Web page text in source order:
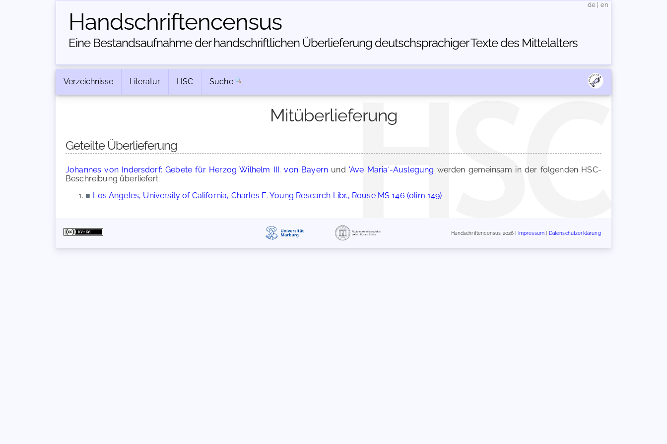
Handschriften­census
Eine Bestandsaufnahme der handschriftlichen Über­lieferung deutschsprachiger Texte des Mittelalters
de en
Verzeichnisse Literatur HSC Suche
Mitüberlieferung
Geteilte Überlieferung
Johannes von Indersdorf: Gebete für Herzog Wilhelm III. von Bayern und 'Ave Maria'-Auslegung werden gemeinsam in der folgenden HSC-
Beschreibung überliefert:
■ Los Angeles, University of California, Charles E. Young Research Libr., Rouse MS 146 (olim 149)
Handschriftencensus 2026 | Impressum Datenschutzerklärung